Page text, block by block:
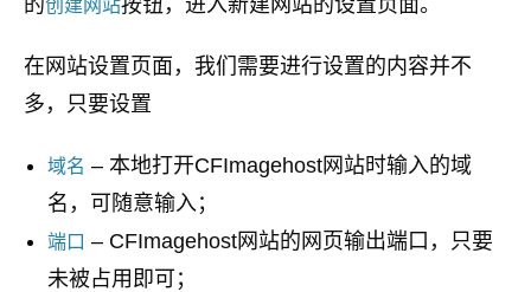
创建网站
在网站设置页面，我们需要进行设置的内容并不
多，只要设置
域名 – 本地打开CFImagehost网站时输入的域
名，可随意输入；
端口 – CFImagehost网站的网页输出端口，只要
未被占用即可；